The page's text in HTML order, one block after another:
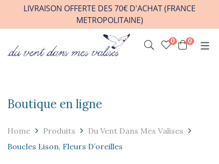
INFOS PRATIQUES
CONTACT
FAQ
REVENDEURS
LIVRAISON OFFERTE DES 70€ D'ACHAT (FRANCE
METROPOLITAINE)
0 0
Boutique en ligne
Home Produits
Du Vent Dans Mes Valises
Boucles Lison, Fleurs D’oreilles